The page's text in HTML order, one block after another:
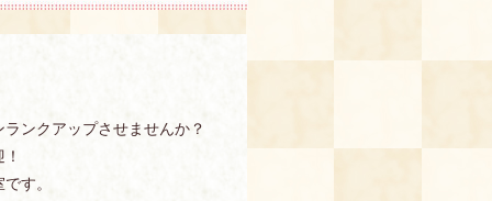
ンクアップさせませんか？
す。